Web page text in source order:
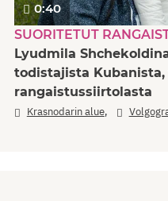
0:40
SUORITETUT
Lyudmila
todistajista
rangaistussiirtolasta
Krasnodarin alue,